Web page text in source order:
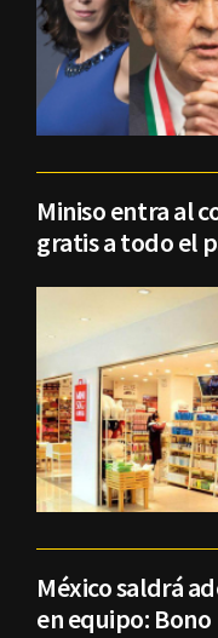
Miniso entra al
gratis a todo el
México saldrá
en equipo: Bono